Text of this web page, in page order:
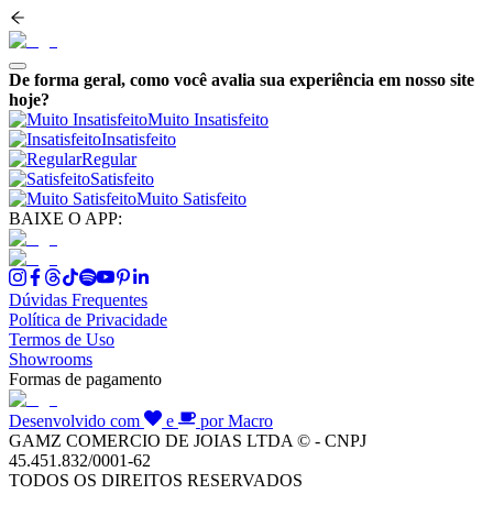
De forma geral, como você avalia sua experiência em nosso site
hoje?
Muito Insatisfeito
Insatisfeito
Regular
Satisfeito
Muito Satisfeito
BAIXE O APP:
Dúvidas Frequentes
Política de Privacidade
Termos de Uso
Showrooms
Formas de pagamento
Desenvolvido com e
por Macro
GAMZ COMERCIO DE JOIAS LTDA © - CNPJ
45.451.832/0001-62
TODOS OS DIREITOS RESERVADOS